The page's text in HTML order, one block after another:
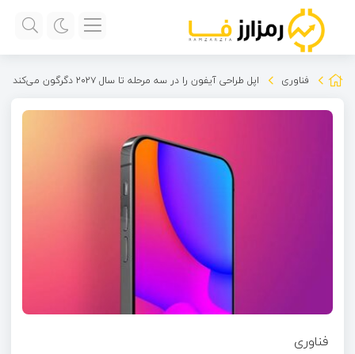
فناوری اپل طراحی آیفون را در سه مرحله تا سال ۲۰۲۷ دگرگون می‌کند
فناوری